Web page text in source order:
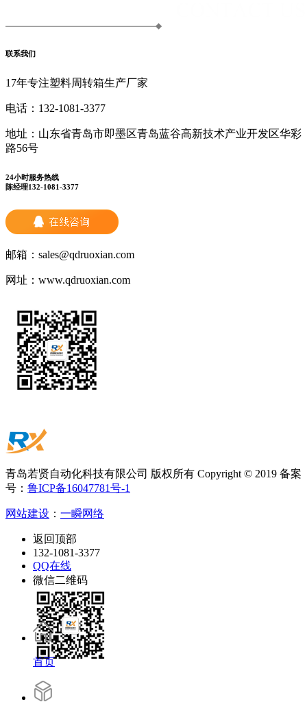
联系我们
17年专注塑料周转箱生产厂家
电话： 132-1081-3377
地址： 山东省青岛市即墨区青岛蓝谷高新技术产业开发区华彩
路56号
24小时服务热线
陈经理132-1081-3377
邮箱： sales@qdruoxian.com
网址： www.qdruoxian.com
青岛若贤自动化科技有限公司 版权所有 Copyright © 2019 备案
号： 鲁ICP备16047781号-1
网站建设 ： 一瞬网络
返回顶部
132-1081-3377
QQ在线
微信二维码
首页